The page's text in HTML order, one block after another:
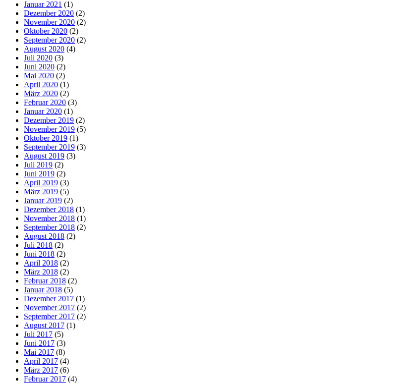
Januar 2021 (1)
Dezember 2020 (2)
November 2020 (2)
Oktober 2020 (2)
September 2020 (2)
August 2020 (4)
Juli 2020 (3)
Juni 2020 (2)
Mai 2020 (2)
April 2020 (1)
März 2020 (2)
Februar 2020 (3)
Januar 2020 (1)
Dezember 2019 (2)
November 2019 (5)
Oktober 2019 (1)
September 2019 (3)
August 2019 (3)
Juli 2019 (2)
Juni 2019 (2)
April 2019 (3)
März 2019 (5)
Januar 2019 (2)
Dezember 2018 (1)
November 2018 (1)
September 2018 (2)
August 2018 (2)
Juli 2018 (2)
Juni 2018 (2)
April 2018 (2)
März 2018 (2)
Februar 2018 (2)
Januar 2018 (5)
Dezember 2017 (1)
November 2017 (2)
September 2017 (2)
August 2017 (1)
Juli 2017 (5)
Juni 2017 (3)
Mai 2017 (8)
April 2017 (4)
März 2017 (6)
Februar 2017 (4)